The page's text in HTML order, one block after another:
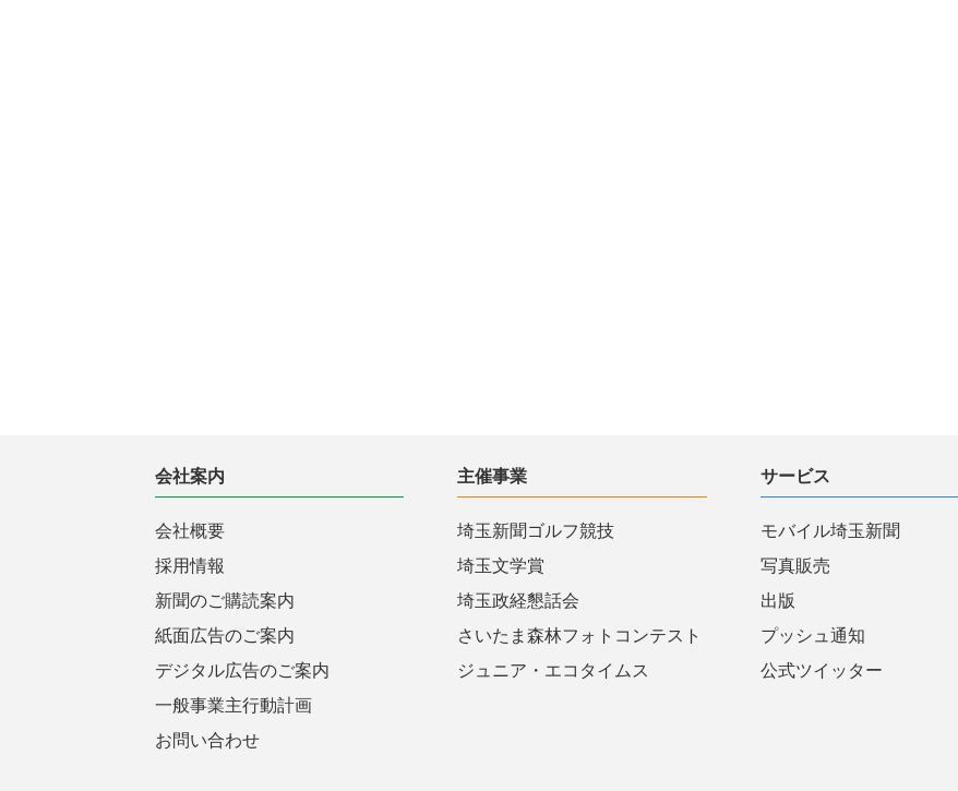
会社案内
会社概要
採用情報
新聞のご購読案内
紙面広告のご案内
デジタル広告のご案内
一般事業主行動計画
お問い合わせ
主催事業
埼玉新聞ゴルフ競技
埼玉文学賞
埼玉政経懇話会
さいたま森林フォトコンテスト
ジュニア・エコタイムス
サービス
モバイル埼玉新聞
写真販売
出版
プッシュ通知
公式ツイッター